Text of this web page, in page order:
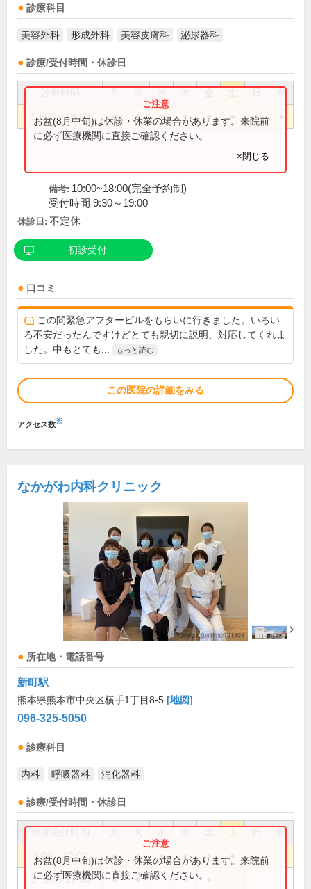
診療科目
美容外科 形成外科 美容皮膚科 泌尿器科
診療/受付時間・休診日
祝
10:00～18:00 ● ● ● ● ● ●
お盆(8月中旬)は休診・休業の場合があります。来院前
に必ず医療機関に直接ご確認ください。
×閉じる
備考: 10:00~18:00(完全予約制)
受付時間 9:30～19:00
休診日: 不定休
初診受付
口コミ
この間緊急アフターピルをもらいに行きました。いろい
ろ不安だったんですけどとても親切に説明、対応してくれま
した。中もとても...
もっと読む
この医院の詳細をみる
アクセス数※
なかがわ内科クリニック
所在地・電話番号
新町駅
熊本県熊本市中央区横手1丁目8-5 [地図]
096-325-5050
診療科目
内科 呼吸器科 消化器科
診療/受付時間・休診日
祝
9:00～12:00 ● ● ● ● ●
14:00～17:00 ● ● ●
お盆(8月中旬)は休診・休業の場合があります。来院前
に必ず医療機関に直接ご確認ください。